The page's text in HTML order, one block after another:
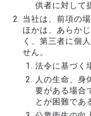
供者に対して
当社は、前項の
ほかは、あらか
く、第三者に個
せん。
法令に基づく
人の生命、身
要がある場合
とが困難であ